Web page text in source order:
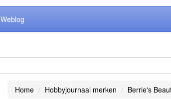
Weblog
Home Hobbyjournaal merken Berrie's